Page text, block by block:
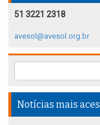
51 3221 2318
avesol@avesol.org.br
Notícias mais